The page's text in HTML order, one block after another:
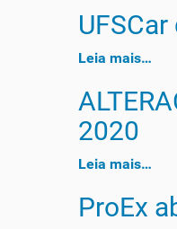
a
i
:
Leia mais…
2020
Leia mais…
ProEx